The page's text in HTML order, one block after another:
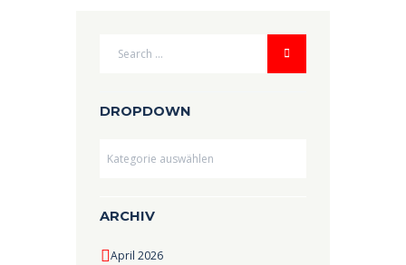
DROPDOWN
ARCHIV
April 2026